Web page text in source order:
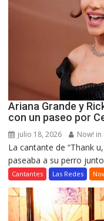
Ariana Grande y
con un paseo por
julio 18, 2026 Now! in
La cantante de “Thank
paseaba a su perro
Cantantes Las Redes